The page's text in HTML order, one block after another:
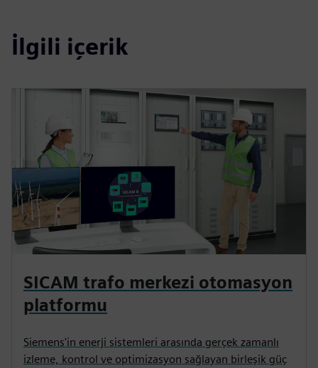
İlgili içerik
SICAM trafo merkezi otomasyon
platformu
Siemens'in enerji sistemleri arasında gerçek zamanlı
izleme, kontrol ve optimizasyon sağlayan birleşik güç